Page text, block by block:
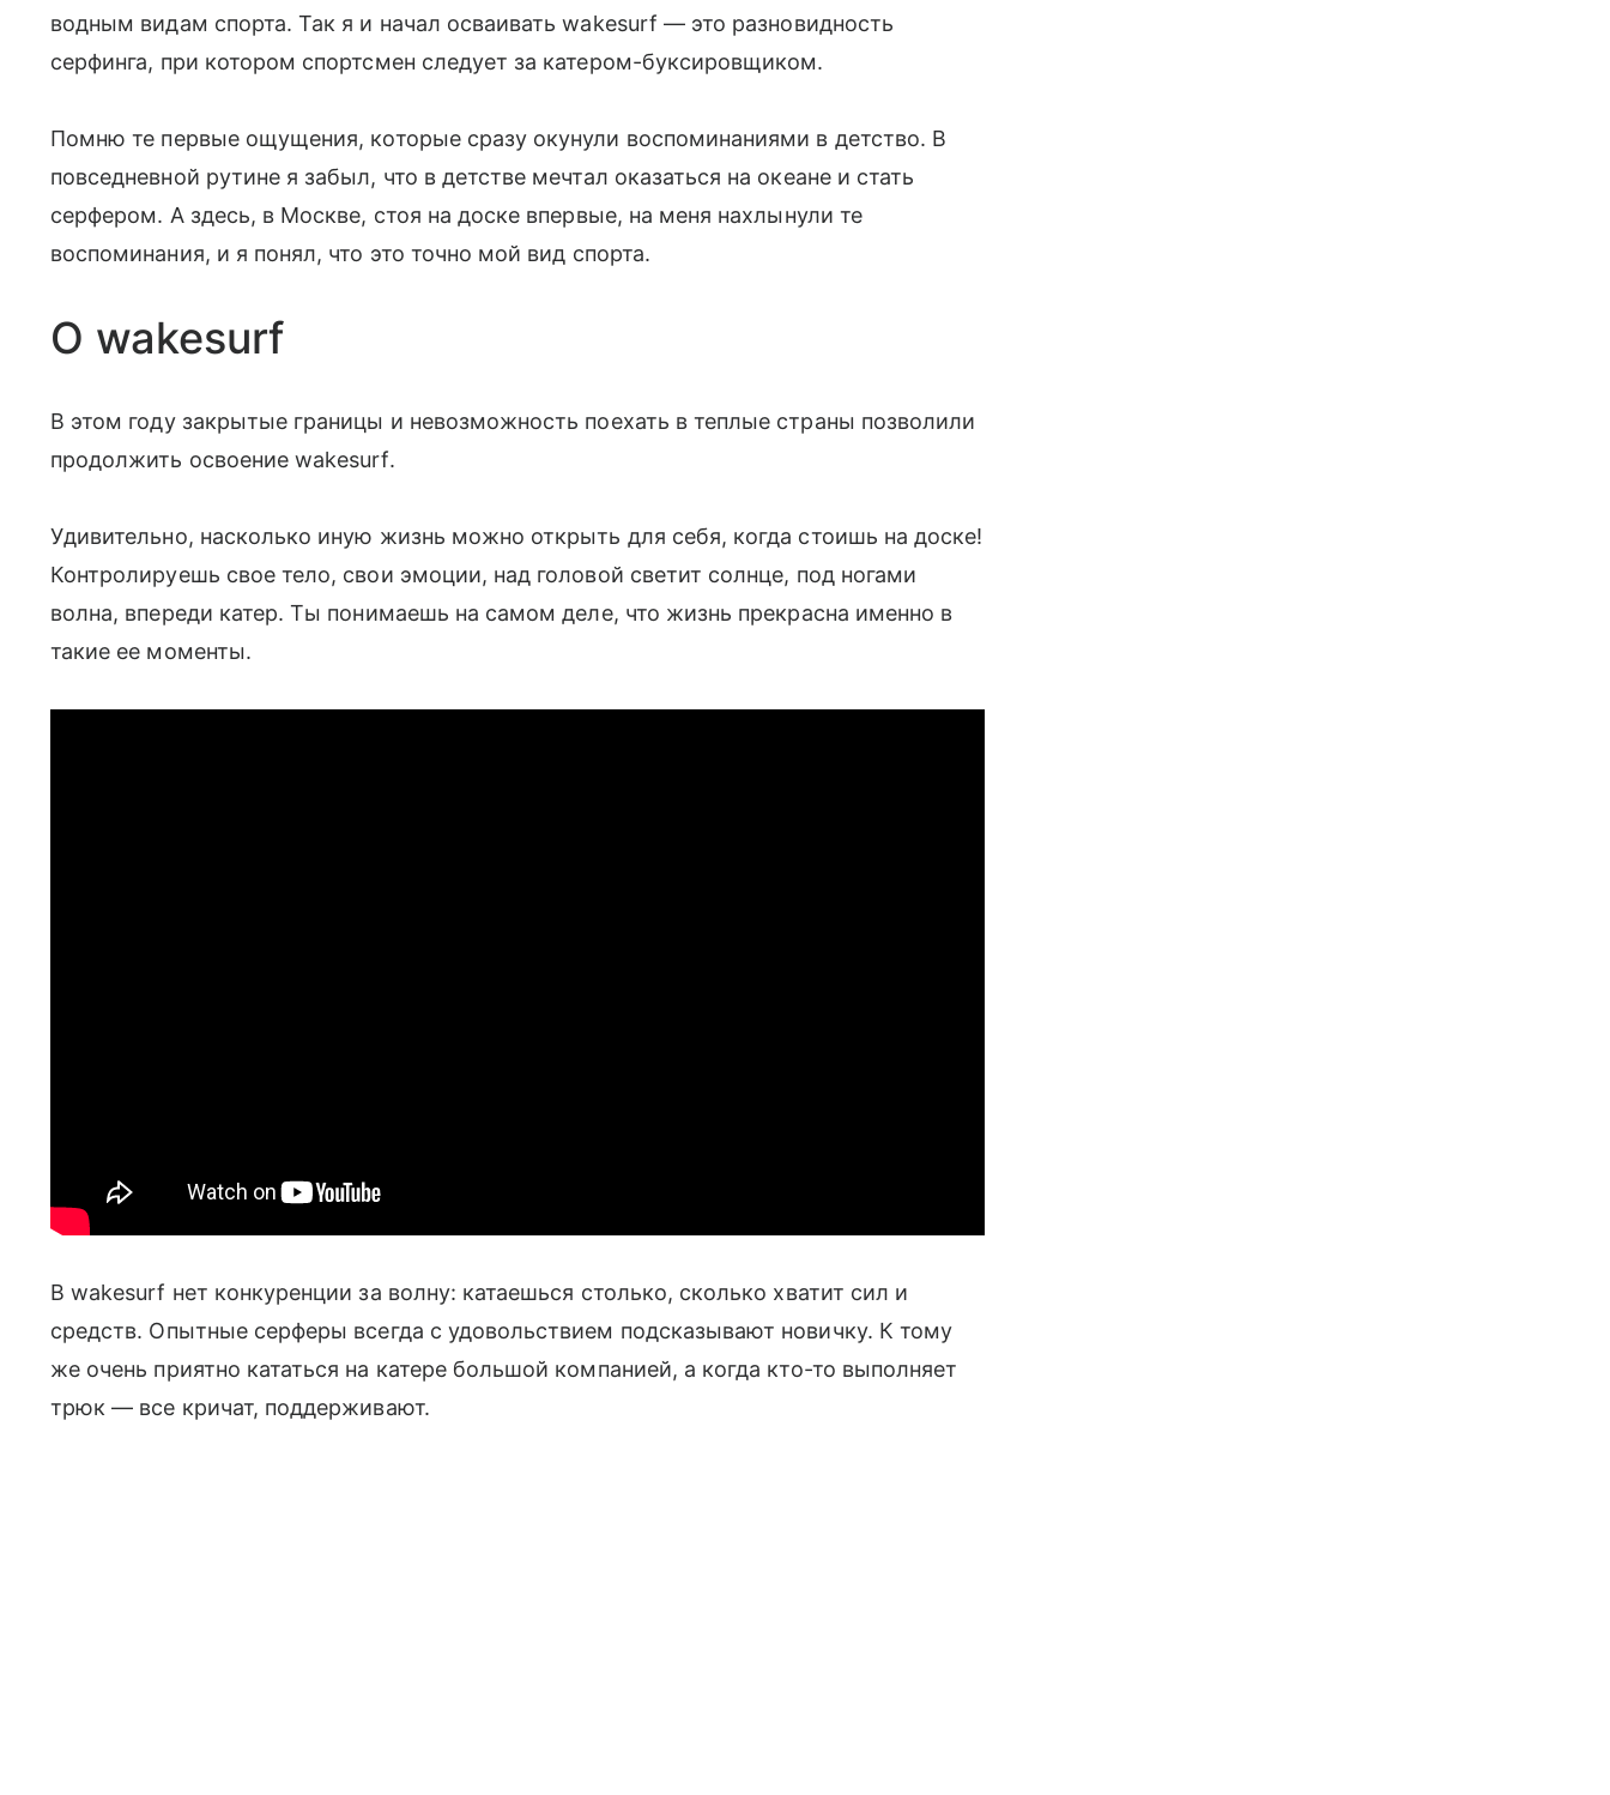
водным видам спорта. Так я и начал осваивать wakesurf — это разновидность
серфинга, при котором спортсмен следует за катером-буксировщиком.
Помню те первые ощущения, которые сразу окунули воспоминаниями в детство. В
повседневной рутине я забыл, что в детстве мечтал оказаться на океане и стать
серфером. А здесь, в Москве, стоя на доске впервые, на меня нахлынули те
воспоминания, и я понял, что это точно мой вид спорта.
О wakesurf
В этом году закрытые границы и невозможность поехать в теплые страны позволили
продолжить освоение wakesurf.
Удивительно, насколько иную жизнь можно открыть для себя, когда стоишь на доске!
Контролируешь свое тело, свои эмоции, над головой светит солнце, под ногами
волна, впереди катер. Ты понимаешь на самом деле, что жизнь прекрасна именно в
такие ее моменты.
В wakesurf нет конкуренции за волну: катаешься столько, сколько хватит сил и
средств. Опытные серферы всегда с удовольствием подсказывают новичку. К тому
же очень приятно кататься на катере большой компанией, а когда кто-то выполняет
трюк — все кричат, поддерживают.